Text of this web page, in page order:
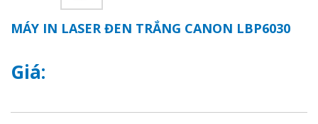
MÁY IN LASER ĐEN TRẮNG CANON LBP6030
Giá: